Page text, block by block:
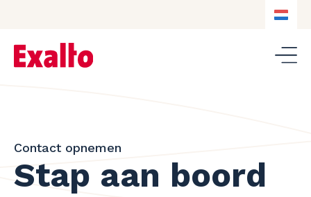
NL
Contact opnemen
Stap aan boord